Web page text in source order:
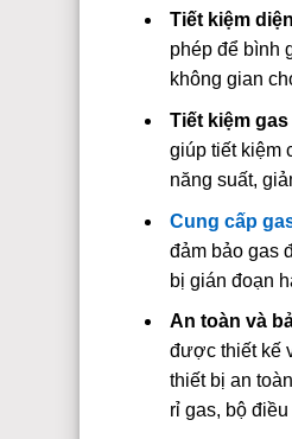
Tiết kiệm
phép để bình
không gian
Tiết kiệm
giúp tiết kiệm
năng suất,
Cung cấp
đảm bảo gas
bị gián đoạn
An toàn và
được thiết kế
thiết bị an
rỉ gas, bộ